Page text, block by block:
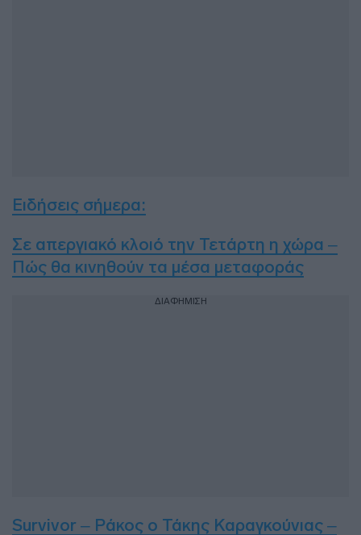
Ειδήσεις σήμερα:
Σε απεργιακό κλοιό την Τετάρτη η χώρα –
Πώς θα κινηθούν τα μέσα μεταφοράς
ΔΙΑΦΗΜΙΣΗ
Survivor – Ράκος ο Τάκης Καραγκούνιας –